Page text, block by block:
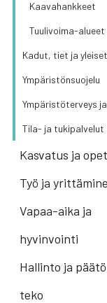
Kaa­va­hank­keet
Tuu­li­voi­ma-alu­eet
Kadut, tiet ja
Ympä­ris­tön­suo­je­lu
Ympä­ris­tö­ter­veys
Tila- ja tuki­pal­ve­lut
Kas­va­tus ja
Työ ja
Vapaa-aika ja
hyvinvointi
Hal­lin­to ja
te­ko